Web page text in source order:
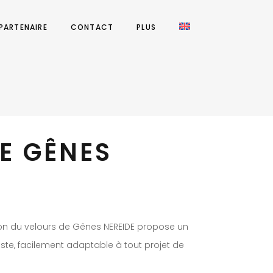
CONTACT PLUS
GÊNES
velours de Gênes NEREIDE propose un
facilement adaptable à tout projet de